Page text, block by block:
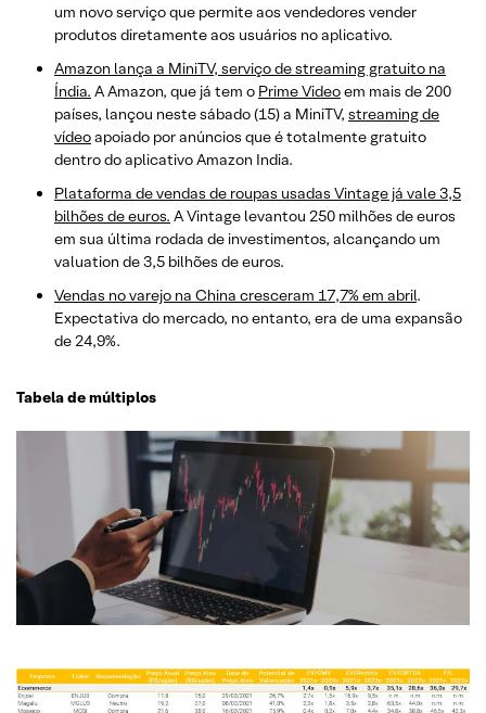
um novo serviço que permite aos vendedores vender
produtos diretamente aos usuários no aplicativo.
Amazon lança a MiniTV, serviço de streaming gratuito na
Índia. A Amazon, que já tem o Prime Videoem mais de 200
países, lançou neste sábado (15) a MiniTV, streaming de
vídeoapoiado por anúncios que é totalmente gratuito
dentro do aplicativo Amazon India.
Plataforma de vendas de roupas usadas Vintage já vale 3,5
bilhões de euros. A Vintage levantou 250 milhões de euros
em sua última rodada de investimentos, alcançando um
valuation de 3,5 bilhões de euros.
Vendas no varejo na China cresceram 17,7% em abril.
Expectativa do mercado, no entanto, era de uma expansão
de 24,9%.
Tabela de múltiplos